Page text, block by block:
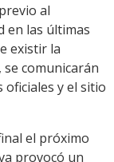
al
en las últimas
existir la
comunicarán
oficiales y el sitio
el próximo
provocó un